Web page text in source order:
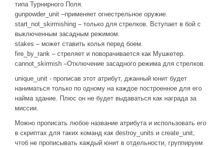
типа Турнирного Поля.
gunpowder_unit –применяет огнестрельное оружие.
start_not_skirmishing – только для стрелков. Вступает в бой с
выключенным засадным режимом.
stakes – может ставить колья перед боем.
fire_by_rank – стреляет и поворачивается как Мушкетер.
cannot_skirmish –Отключение засадного режима для стрелков.
unique_unit - прописав этот атрибут, джанный юнит будет
наниматься только по одному на каждое построенное для его
найма здание. Плюс он не будет выдаваться как награда за
миссии.
Можно прописать любое название атрибута и использовать его
в скриптах для таких команд как destroy_units и create_unit,
чтоб не прописывать каждый юнит в отдельности, группируем